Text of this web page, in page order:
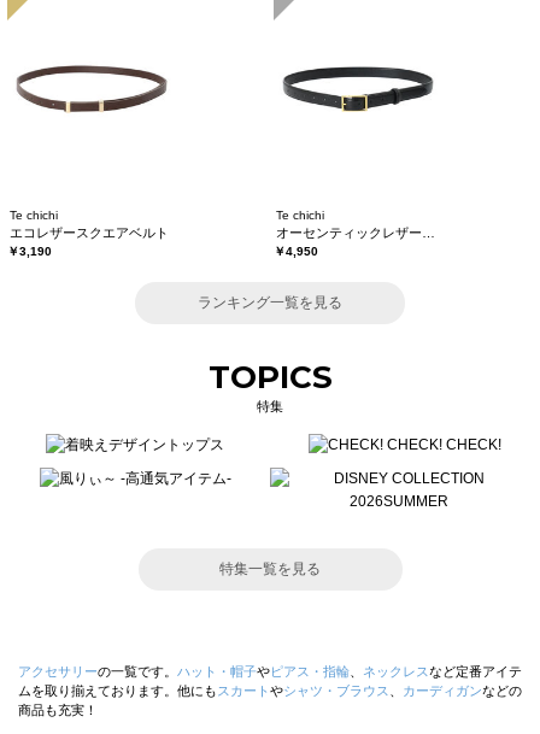
Te chichi
エコレザースクエアベルト
￥3,190
Te chichi
￥4,950
ランキング一覧を見る
TOPICS
特集
特集一覧を見る
アクセサリーの一覧です。 ハット・帽子やピアス・指輪 ネックレスなど定番アイテ
ムを取り揃えております。他にも スカート やシャツ・ブラウス カーディガンなどの
商品も充実！